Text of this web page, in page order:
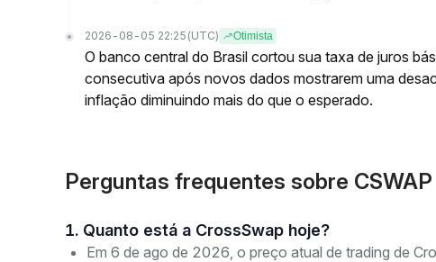
2026-08-05 22:25 (UTC) Otimista
O banco central do Brasil cortou sua taxa de juros
consecutiva após novos dados mostrarem uma
inflação diminuindo mais do que o esperado.
Perguntas frequentes sobre
1. Quanto está a CrossSwap hoje?
Em 6 de ago de 2026, o preço atual de trading de